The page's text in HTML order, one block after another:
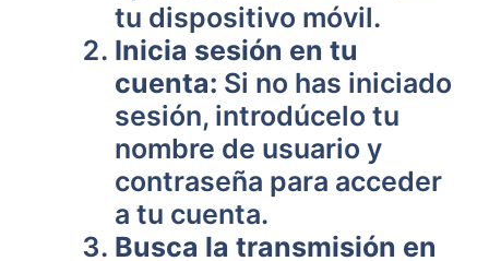
tu dispositivo móvil.
Inicia sesión en tu
cuenta: Si no has iniciado
sesión, introdúcelo tu
nombre de usuario y
contraseña para acceder
a tu cuenta.
Busca la transmisión en